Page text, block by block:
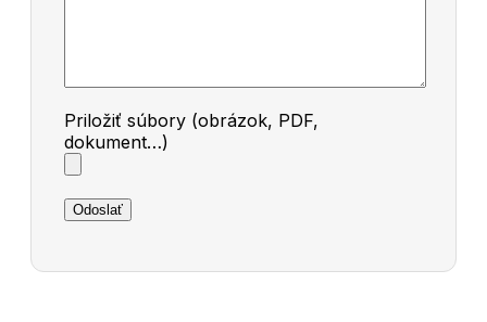
Priložiť súbory (obrázok, PDF,
dokument…)